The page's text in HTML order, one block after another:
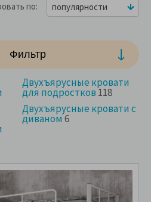
по популярности
Фильтр
Двухъярусные кровати
для подростков118
Двухъярусные кровати с
диваном6